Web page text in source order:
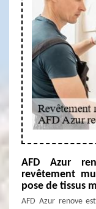
AFD Azur
revêtement
pose de tissus
AFD Azur renove